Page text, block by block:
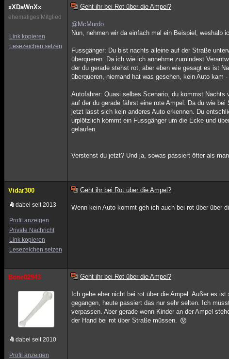
xXDaWnXx
ehemaliges Mitglied
Link kopieren
Lesezeichen setzen
Geht ihr bei Rot über die Ampel?
@McMurdo
Nun, nehmen wir da einfach mal ein Beispiel, weshalb
Fussgänger: Du bist nachts alleine auf der Straße
überqueren. Da ich wie ich annehme zumindest
der du gerade stehst rot, aber eben wie gesagt es ist
überqueren, niemand hat was gesehen, kein Auto kam
Autofahrer: Quasi selbes Scenario, du kommst
auf der du gerade fährst eine rote Ampel. Da du wie
jetzt lässt sich kein anderes Auto erkennen. Du
urplötzlich kommt ein Fussgänger um die Ecke und
gelaufen.
Verstehst du jetzt? Und ja, sowas passiert öfter als
Vidar300
dabei seit 2013
Profil anzeigen
Private Nachricht
Link kopieren
Lesezeichen setzen
Geht ihr bei Rot über die Ampel?
Wenn kein Auto kommt geh ich auch bei rot über über
Bone02943
dabei seit 2010
Profil anzeigen
Geht ihr bei Rot über die Ampel?
Ich gehe eher nicht bei rot über die Ampel. Außer es
gegangen, heute passiert das nur sehr selten. Ich
verpassen. Aber gerade wenn Kinder an der Ampel
der Hand bei rot über Straße müssen.